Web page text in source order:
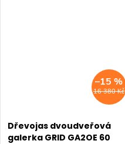
16 380 Kč
–15 %
Dřevojas dvoudveřová
galerka GRID GA2OE 60